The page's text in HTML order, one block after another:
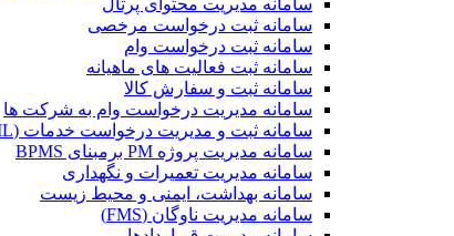
سامانه ثبت درخواست مرخصی
سامانه ثبت درخواست وام
سامانه ثبت فعالیت های ماهیانه
سامانه ثبت و سفارش کالا
سامانه مدیریت درخواست وام به شرکت ها
سامانه ثبت و مدیریت درخواست خدمات (ITIL)
سامانه مدیریت پروژه PM برمبنای BPMS
سامانه مدیریت تعمیرات و نگهداری
سامانه بهداشت، ایمنی و محیط زیست
سامانه مدیریت ناوگان (FMS)